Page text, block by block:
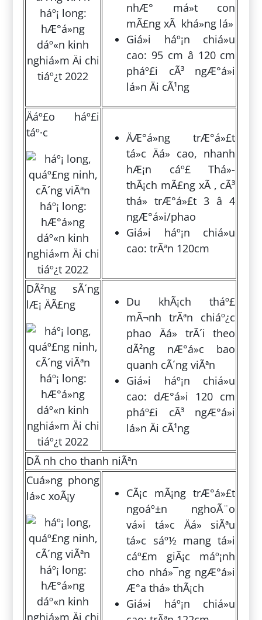
nhÆ° má»t con
mÃ£ng xÃ khá»ng lá»
Giá»i háº¡n chiá»u
cao: 95 cm â 120 cm
pháº£i cÃ³ ngÆ°á»i
lá»n Äi cÃ¹ng
Äáº£o háº£i
táº·c
ÄÆ°á»ng trÆ°á»£t
tá»c Äá» cao, nhanh
hÆ¡n cáº£ Thá»­
thÃ¡ch mÃ£ng xÃ , cÃ³
thá» trÆ°á»£t 3 â 4
ngÆ°á»i/phao
Giá»i háº¡n chiá»u
cao: trÃªn 120cm
DÃ²ng sÃ´ng
lÆ¡ ÄÃ£ng
Du khÃ¡ch tháº£
mÃ¬nh trÃªn chiáº¿c
phao Äá» trÃ´i theo
dÃ²ng nÆ°á»c bao
quanh cÃ´ng viÃªn
Giá»i háº¡n chiá»u
cao: dÆ°á»i 120 cm
pháº£i cÃ³ ngÆ°á»i
lá»n Äi cÃ¹ng
DÃ nh cho thanh niÃªn
Cuá»ng phong
lá»c xoÃ¡y
CÃ¡c mÃ¡ng trÆ°á»£t
ngoáº±n nghoÃ¨o
vá»i tá»c Äá» siÃªu
tá»c sáº½ mang tá»i
cáº£m giÃ¡c máº¡nh
cho nhá»¯ng ngÆ°á»i
Æ°a thá»­ thÃ¡ch
Giá»i háº¡n chiá»u